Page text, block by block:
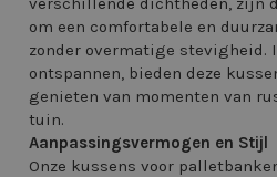
om een comfortabele en
zonder overmatige stevigheid.
ontspannen, bieden deze
genieten van momenten van
tuin.
Aanpassingsvermogen en Stijl
Onze kussens voor